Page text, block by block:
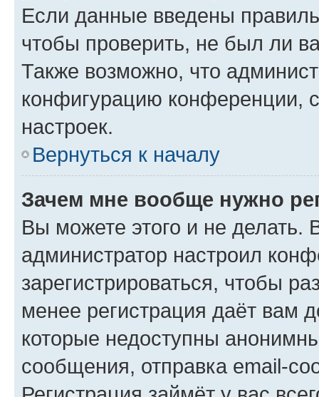
Если данные введены
чтобы проверить, не был ли
Также возможно, что
конфигурацию конференции,
настроек.
Вернуться к началу
Зачем мне вообще нужно
Вы можете этого и не делать.
администратор настроил
зарегистрироваться, чтобы
менее регистрация даёт вам
которые недоступны
сообщения, отправка email-